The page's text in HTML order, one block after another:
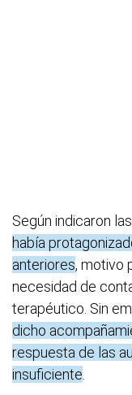
Según indicaron
había
anteriores, motivo
necesidad de
terapéutico. Sin
dicho
respuesta de las
insuficiente